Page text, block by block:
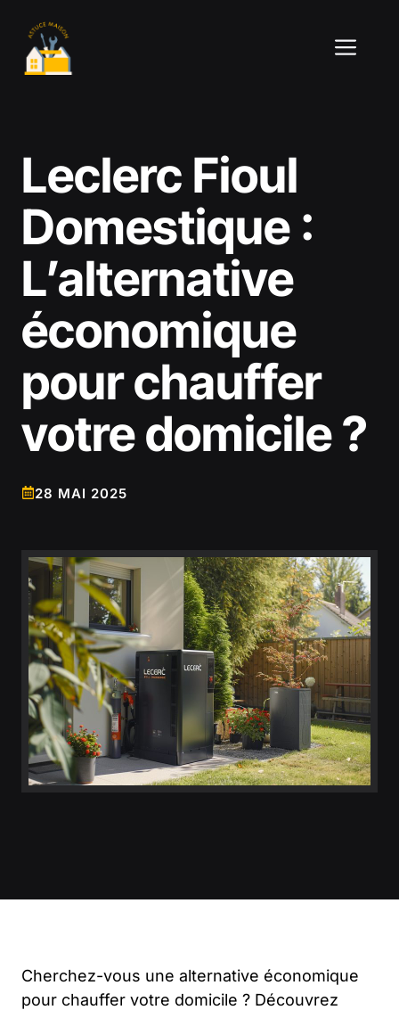
contenu
Leclerc Fioul
Domestique :
L’alternative
économique
pour chauffer
votre domicile ?
28 MAI 2025
Cherchez-vous une alternative économique
pour chauffer votre domicile ? Découvrez